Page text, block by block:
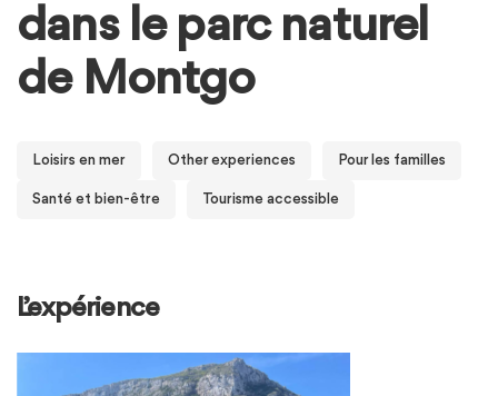
dans le parc naturel
de Montgo
Loisirs en mer Other experiences Pour les familles
Santé et bien-être Tourisme accessible
L’expérience